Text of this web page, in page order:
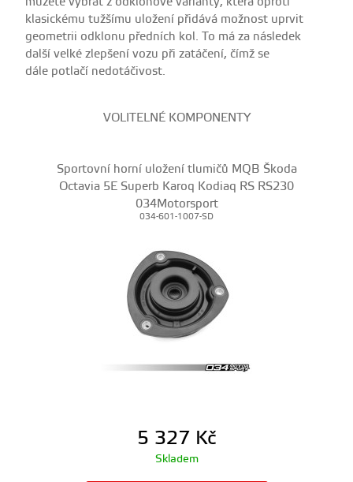
klasickému tužšímu uložení přidává možnost uprvit
geometrii odklonu předních kol. To má za následek
další velké zlepšení vozu při zatáčení, čímž se
dále potlačí nedotáčivost.
VOLITELNÉ KOMPONENTY
Sportovní horní uložení tlumičů MQB Škoda
Octavia 5E Superb Karoq Kodiaq RS RS230
034Motorsport
034-601-1007-SD
5 327 Kč
Skladem